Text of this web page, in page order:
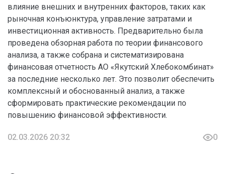
влияние внешних и внутренних факторов, таких как
рыночная конъюнктура, управление затратами и
инвестиционная активность. Предварительно была
проведена обзорная работа по теории финансового
анализа, а также собрана и систематизирована
финансовая отчетность АО «Якутский Хлебокомбинат»
за последние несколько лет. Это позволит обеспечить
комплексный и обоснованный анализ, а также
сформировать практические рекомендации по
повышению финансовой эффективности.
02.03.2026 20:32 0